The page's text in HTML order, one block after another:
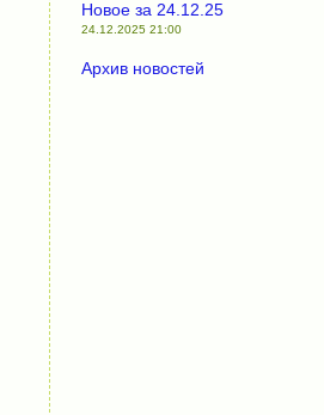
Новое за 24.12.25
24.12.2025 21:00
Архив новостей